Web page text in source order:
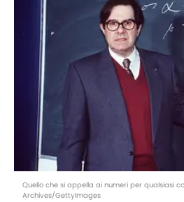
Quello che si appella ai numeri per qualsiasi
Archives/GettyImages